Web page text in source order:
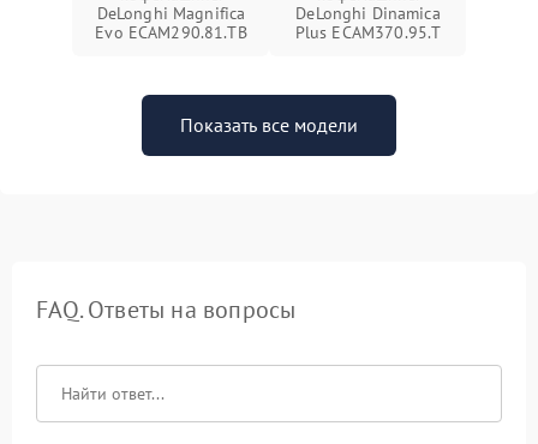
DeLonghi Magnifica
Evo ECAM290.81.TB
DeLonghi Dinamica
Plus ECAM370.95.T
Показать все модели
FAQ. Ответы на вопросы